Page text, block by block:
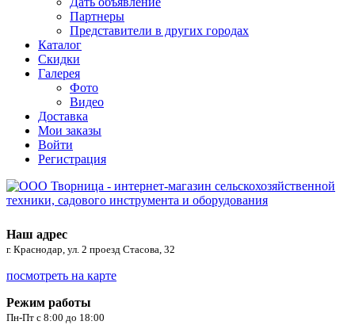
Партнеры
Представители в других городах
Каталог
Скидки
Галерея
Фото
Видео
Доставка
Мои заказы
Войти
Регистрация
Наш адрес
г. Краснодар, ул. 2 проезд Стасова, 32
посмотреть на карте
Режим работы
Пн-Пт с 8:00 до 18:00